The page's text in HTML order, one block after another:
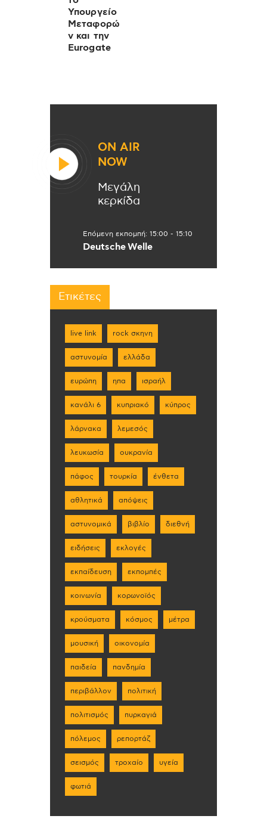
Υπουργείο
Μεταφορώ
ν και την
Eurogate
ON AIR
NOW
Μεγάλη
κερκίδα
Επόμενη εκπομπή: 15:00 - 15:10
Deutsche Welle
Ετικέτες
live link rock σκηνη
αστυνομία ελλάδα
ευρώπη ηπα ισραήλ
κανάλι 6 κυπριακό κύπρος
λάρνακα λεμεσός
λευκωσία ουκρανία
πάφος τουρκία ένθετα
αθλητικά απόψεις
αστυνομικά βιβλίο διεθνή
ειδήσεις εκλογές
εκπαίδευση εκπομπές
κοινωνία κορωνοϊός
κρούσματα κόσμος μέτρα
μουσική οικονομία
παιδεία πανδημία
περιβάλλον πολιτική
πολιτισμός πυρκαγιά
πόλεμος ρεπορτάζ
σεισμός τροχαίο υγεία
φωτιά